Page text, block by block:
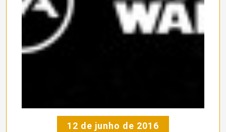
12 de junho de 2016